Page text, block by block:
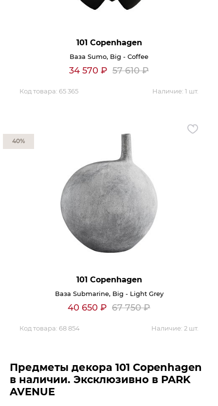
101 Copenhagen
Ваза Sumo, Big - Coffee
34 570 ₽ 57 610₽
Код товара: 65 365 Наличие: 1 шт.
101 Copenhagen
Ваза Submarine, Big - Light Grey
40 650 ₽ 67 750₽
Код товара: 68 854 Наличие: 2 шт.
40%
Предметы декора 101 Copenhagen
в наличии. Эксклюзивно в PARK
AVENUE